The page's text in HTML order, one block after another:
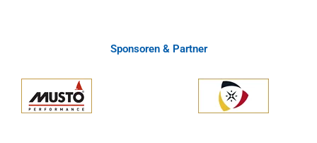
Sponsoren & Partner